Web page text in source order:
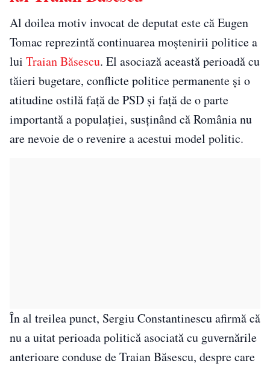
Al doilea motiv invocat de deputat este că Eugen
Tomac reprezintă continuarea moștenirii politice a
lui Traian Băsescu. El asociază această perioadă cu
tăieri bugetare, conflicte politice permanente și o
atitudine ostilă față de PSD și față de o parte
importantă a populației, susținând că România nu
are nevoie de o revenire a acestui model politic.
În al treilea punct, Sergiu Constantinescu afirmă că
nu a uitat perioada politică asociată cu guvernările
anterioare conduse de Traian Băsescu, despre care